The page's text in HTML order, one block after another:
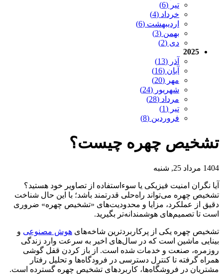
تیر (6)
خرداد (4)
اردیبهشت (6)
بهمن (3)
دی (2)
2025
آذر (13)
آبان (16)
مهر (20)
شهریور (24)
مرداد (28)
تیر (1)
فروردین (8)
تشخیص چهره چیست؟
1404 مرداد 25, شنبه
آیا نگران امنیت فیزیکی یا سوء‌استفاده از تصاویر خود هستید؟
تشخیص چهره می‌تواند راه‌حلی قدرتمند باشد؛ با این حال شناخت
دقیق از عملکرد، مزایا و محدودیت‌های «تشخیص چهره» ضروری
است تا تصمیم‌های هوشمندانه‌تر بگیرید.
تشخیص چهره یکی از پرکاربردترین شاخه‌های هوش مصنوعی و
بینایی ماشین است که در سال‌های اخیر به سرعت وارد زندگی
روزمره، صنعت و خدمات شده است. از باز کردن قفل گوشی
همراه گرفته تا کنترل دسترسی در فرودگاه‌ها و تحلیل رفتار
مشتریان در فروشگاه‌ها، کاربردهای تشخیص چهره گسترده است.